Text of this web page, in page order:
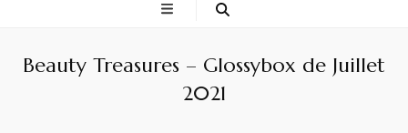
et revues de
produits beauté
Beauty Treasures – Glossybox de Juillet
2021